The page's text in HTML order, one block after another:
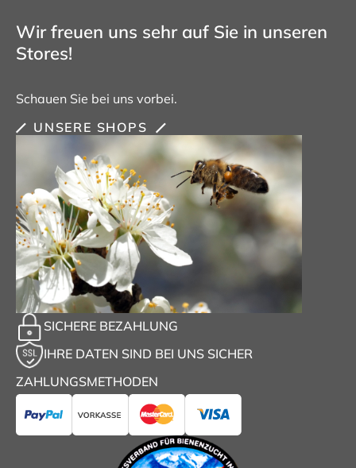
Wir freuen uns sehr auf Sie in unseren
Stores!
Schauen Sie bei uns vorbei.
UNSERE SHOPS
SICHERE BEZAHLUNG
IHRE DATEN SIND BEI UNS SICHER
ZAHLUNGSMETHODEN